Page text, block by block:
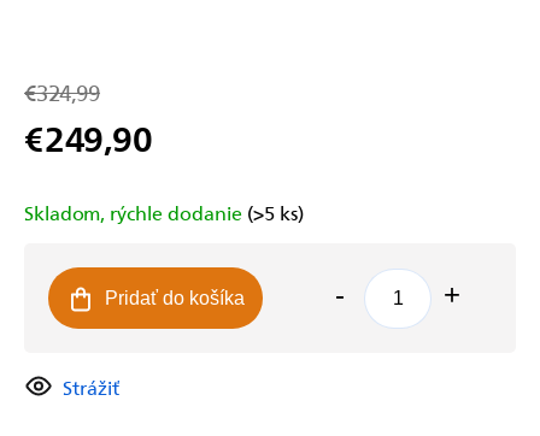
€324,99
€249,90
cena:
Skladom, rýchle dodanie (>5 ks)
Pridať do košíka
Strážiť